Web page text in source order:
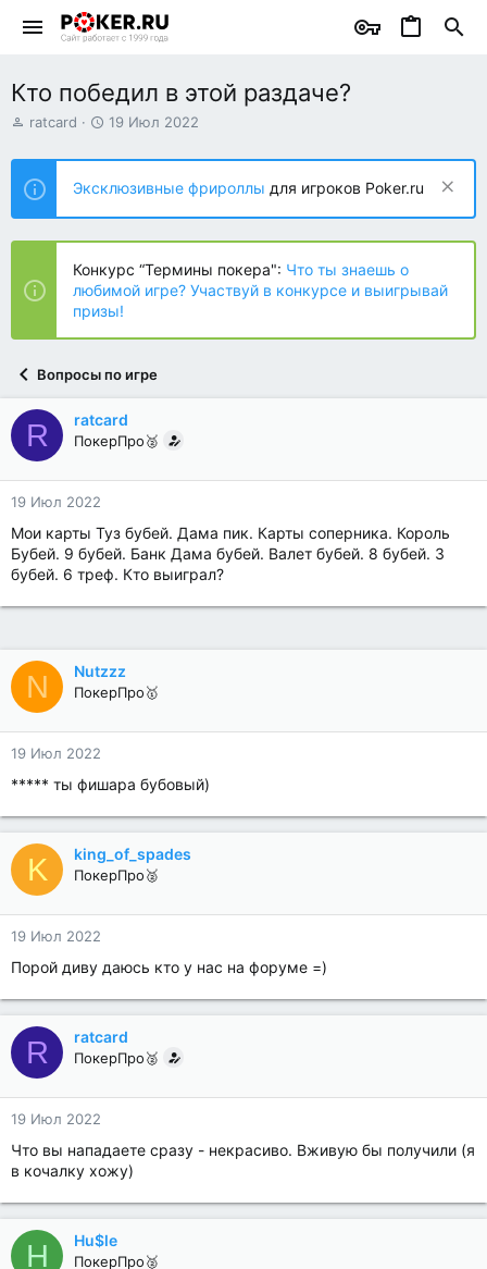
Кто победил в этой раздаче?
А
т
о
р
т
е
ы
ratcard
Д
т
н
а
ч
л
а
19 Июл 2022
Эксклюзивные фрироллы для игроков Poker.ru
Конкурс “Термины покера": Что ты знаешь о
любимой игре? Участвуй в конкурсе и выигрывай
призы!
Вопросы по игре
R ratcard
ПокерПро🥈
19 Июл 2022
Мои карты Туз бубей. Дама пик. Карты соперника. Король
Бубей. 9 бубей. Банк Дама бубей. Валет бубей. 8 бубей. 3
бубей. 6 треф. Кто выиграл?
N Nutzzz
ПокерПро🥇
19 Июл 2022
***** ты фишара бубовый)
K king_of_spades
ПокерПро🥈
19 Июл 2022
Порой диву даюсь кто у нас на форуме =)
R ratcard
ПокерПро🥈
19 Июл 2022
Что вы нападаете сразу - некрасиво. Вживую бы получили (я
в кочалку хожу)
H Hu$le
ПокерПро🥈